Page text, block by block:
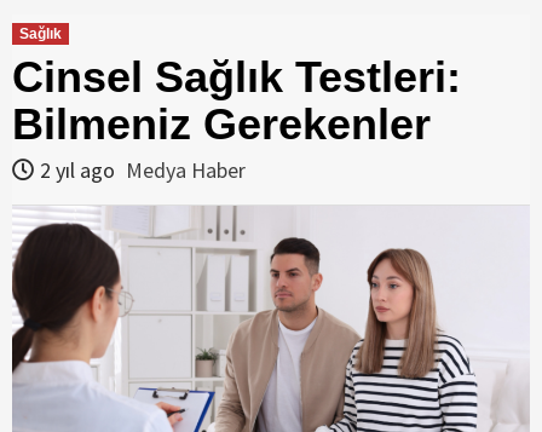
Sağlık
Cinsel Sağlık Testleri:
Bilmeniz Gerekenler
2 yıl ago Medya Haber